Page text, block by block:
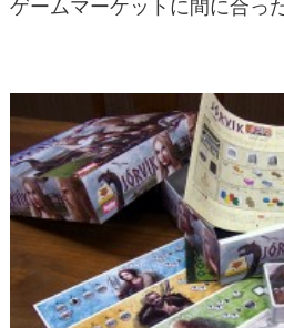
ゲームマーケットに間に合っ